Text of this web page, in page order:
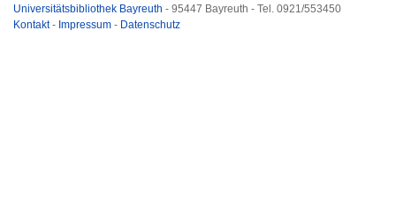
Universitätsbibliothek Bayreuth - 95447 Bayreuth - Tel. 0921/553450
Kontakt- Impressum - Datenschutz